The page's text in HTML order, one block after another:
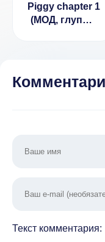
Piggy chapter 1
(МОД, глупые
Текст комментария: